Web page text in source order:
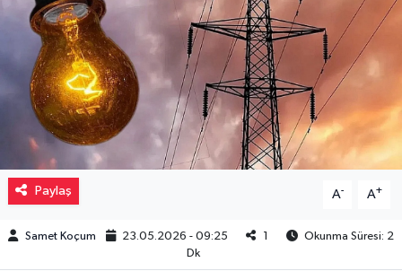
Paylaş A- A+
Samet Koçum 23.05.2026 - 09:25 1
Okunma Süresi: 2
Dk
Müzik
Piyasa
Resmi İlanlar
Sağlık